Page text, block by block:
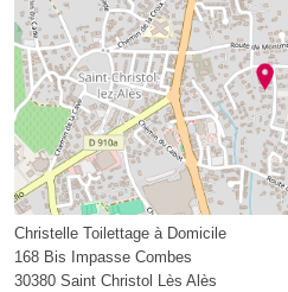
Christelle Toilettage à Domicile
168 Bis Impasse Combes
30380 Saint Christol Lès Alès